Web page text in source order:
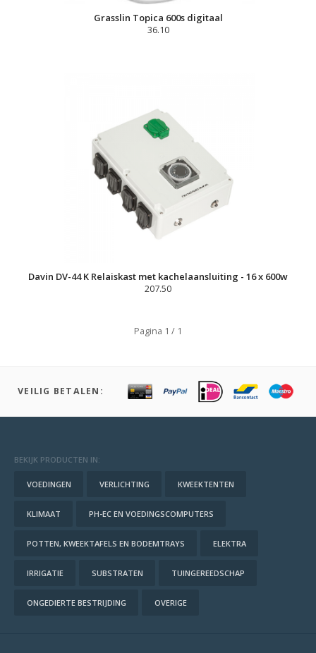
Grasslin Topica 600s digitaal
36.10
Davin DV-44 K Relaiskast met kachelaansluiting - 16 x 600w
207.50
Pagina 1 / 1
VEILIG BETALEN:
BEKIJK PRODUCTEN IN:
VOEDINGEN VERLICHTING KWEEKTENTEN
KLIMAAT PH-EC EN VOEDINGSCOMPUTERS
POTTEN, KWEEKTAFELS EN BODEMTRAYS ELEKTRA
IRRIGATIE SUBSTRATEN TUINGEREEDSCHAP
ONGEDIERTE BESTRIJDING OVERIGE